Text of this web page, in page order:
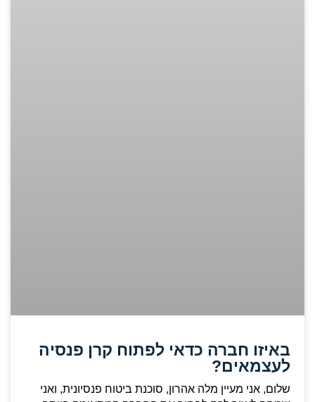
באיזו חברה כדאי לפתוח קרן פנסיה
לעצמאים?
שלום, אני מעיין מלה אהרון, סוכנת ביטוח פנסיונית, ואני